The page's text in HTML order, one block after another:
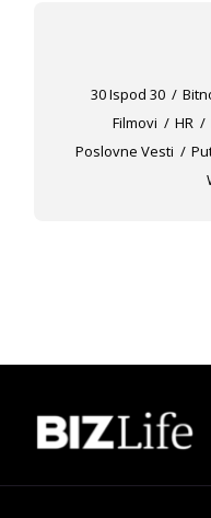
30 Ispod 30
Filmovi
HR
Poslovne Vesti